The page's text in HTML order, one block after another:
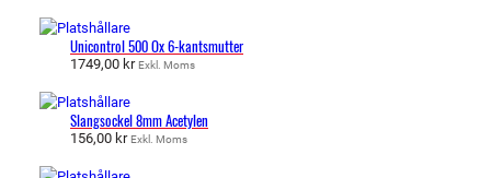
Unicontrol 500 Ox 6-kantsmutter
1749,00 kr Exkl. Moms
Slangsockel 8mm Acetylen
156,00 kr Exkl. Moms